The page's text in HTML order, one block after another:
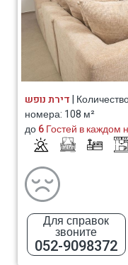
דירת נופש|
номера: 108 м²
до6 Гостей в каждом
Для справок
звоните
052-9098372